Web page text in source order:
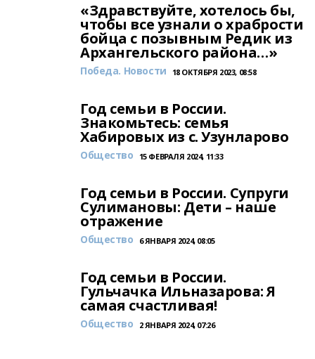
«Здравствуйте, хотелось бы,
чтобы все узнали о храбрости
бойца с позывным Редик из
Архангельского района…»
Победа. Новости 18 ОКТЯБРЯ 2023, 08:58
Год семьи в России.
Знакомьтесь: семья
Хабировых из с. Узунларово
Общество 15 ФЕВРАЛЯ 2024, 11:33
Год семьи в России. Супруги
Сулимановы: Дети – наше
отражение
Общество 6 ЯНВАРЯ 2024, 08:05
Год семьи в России.
Гульчачка Ильназарова: Я
самая счастливая!
Общество 2 ЯНВАРЯ 2024, 07:26